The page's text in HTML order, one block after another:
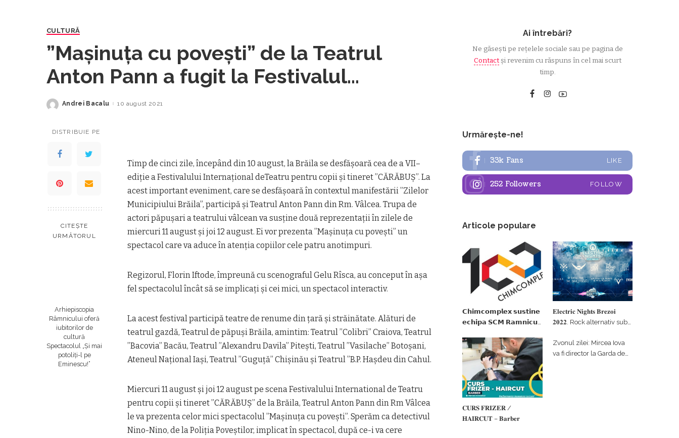
CULTURĂ
”Mașinuța cu povești” de la Teatrul
Anton Pann a fugit la Festivalul
Internațional de Teatru pentru copii și
Posted
Andrei Bacalu 10 august 2021
DISTRIBUIE PE
CITEȘTE
URMĂTORUL
Arhiepiscopia
Râmnicului oferă
iubitorilor de
cultură
Spectacolul „Și mai
potoliți-l pe
Eminescu!”
Timp de cinci zile, începând din 10 august, la Brăila se desfășoară cea de a VII–
ediție a Festivalului Internațional deTeatru pentru copii și tineret ”CĂRĂBUȘ”. La
acest important eveniment, care se desfășoară în contextul manifestării ”Zilelor
Municipiului Brăila”, participă și Teatrul Anton Pann din Rm. Vâlcea. Trupa de
actori păpușari a teatrului vâlcean va susține două reprezentații în zilele de
miercuri 11 august și joi 12 august. Ei vor prezenta ”Mașinuța cu povești” un
spectacol care va aduce în atenția copiilor cele patru anotimpuri.
Regizorul, Florin Iftode, împreună cu scenograful Gelu Rîsca, au conceput în așa
fel spectacolul încât să se implicați și cei mici, un spectacol interactiv.
La acest festival participă teatre de renume din țară și străinătate. Alături de
teatrul gazdă, Teatrul de păpuși Brăila, amintim: Teatrul ”Colibri” Craiova, Teatrul
”Bacovia” Bacău, Teatrul ”Alexandru Davila” Pitești, Teatrul ”Vasilache” Botoșani,
Ateneul Național Iași, Teatrul ”Guguță” Chișinău și Teatrul ”B.P. Hașdeu din Cahul.
Miercuri 11 august și joi 12 august pe scena Festivalului International de Teatru
pentru copii și tineret ”CĂRĂBUȘ” de la Brăila, Teatrul Anton Pann din Rm Vâlcea
le va prezenta celor mici spectacolul ”Mașinuța cu povești”. Sperăm ca detectivul
Nino-Nino, de la Poliția Poveștilor, implicat în spectacol, după ce-i va cere
Ai întrebări?
Ne găsești pe rețelele sociale sau pe pagina de
Contactși revenim cu răspuns în cel mai scurt
timp.
Urmărește-ne!
33k Fans LIKE
252 Followers FOLLOW
Articole populare
𝗖𝗵𝗶𝗺𝗰𝗼𝗺𝗽𝗹𝗲𝘅 𝘀𝘂𝘀𝘁𝗶𝗻𝗲
𝗲𝗰𝗵𝗶𝗽𝗮 𝗦𝗖𝗠 𝗥𝗮𝗺𝗻𝗶𝗰𝘂
𝗽𝗮𝗿𝘁𝗲𝗻𝗲𝗿 𝗳𝗶𝗻𝗮𝗻𝘁𝗮𝘁𝗼𝗿
𝐄𝐥𝐞𝐜𝐭𝐫𝐢𝐜 𝐍𝐢𝐠𝐡𝐭𝐬 𝐁𝐫𝐞𝐳𝐨𝐢
𝟐𝟎𝟐𝟐. Rock alternativ sub
#𝐁𝐫𝐞𝐳𝐨𝐢𝐮𝐥𝐋𝐮𝐦𝐢𝐢
𝐂𝐔𝐑𝐒 𝐅𝐑𝐈𝐙𝐄𝐑 /
𝐇𝐀𝐈𝐑𝐂𝐔𝐓 – 𝐁𝐚𝐫𝐛𝐞𝐫
Zvonul zilei: Mircea Iova
va fi director la Garda de